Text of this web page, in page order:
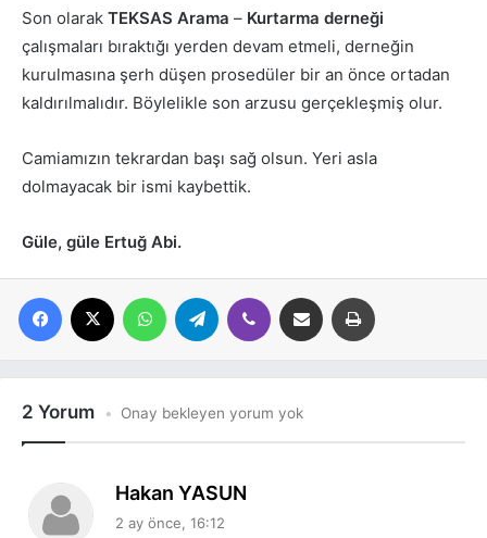
Son olarak TEKSAS Arama – Kurtarma derneği
çalışmaları bıraktığı yerden devam etmeli, derneğin
kurulmasına şerh düşen prosedüler bir an önce ortadan
kaldırılmalıdır. Böylelikle son arzusu gerçekleşmiş olur.
Camiamızın tekrardan başı sağ olsun. Yeri asla
dolmayacak bir ismi kaybettik.
Güle, güle Ertuğ Abi.
Facebook WhatsAppTelegram Viber E-posta ile paylaş
2 Yorum Onay bekleyen yorum yok
Hakan YASUN
2 ay önce, 16:12